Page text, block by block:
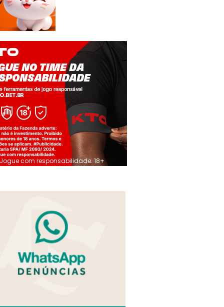
Jogue com responsabilidade. 18+